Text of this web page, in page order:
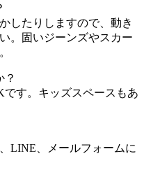
したりしますので、動き
。固いジーンズやスカー
？
す。キッズスペースもあ
LINE、メールフォームに